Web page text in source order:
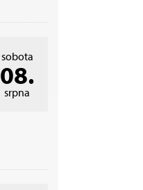
sobota
08.
srpna